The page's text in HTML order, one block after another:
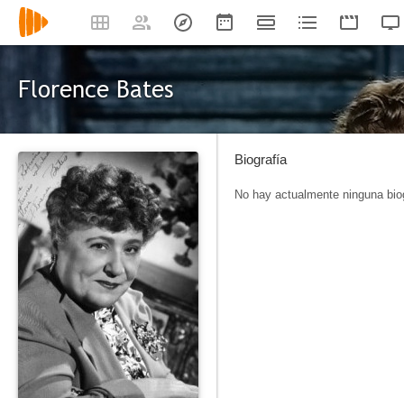
Florence Bates
Biografía
No hay actualmente ninguna